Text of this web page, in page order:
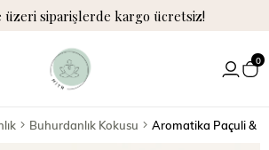
üzeri siparişlerde kargo ücretsiz!
0
Buhurdanlık Kokusu Aromatika Paçuli &